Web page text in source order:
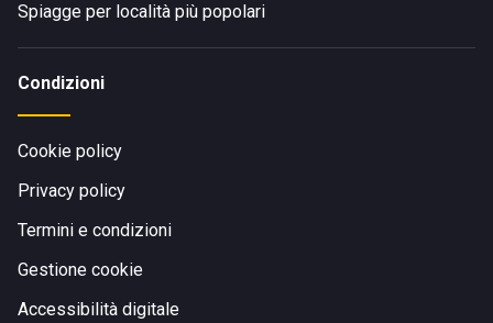
Spiagge per località più popolari
Condizioni
Cookie policy
Privacy policy
Termini e condizioni
Gestione cookie
Accessibilità digitale